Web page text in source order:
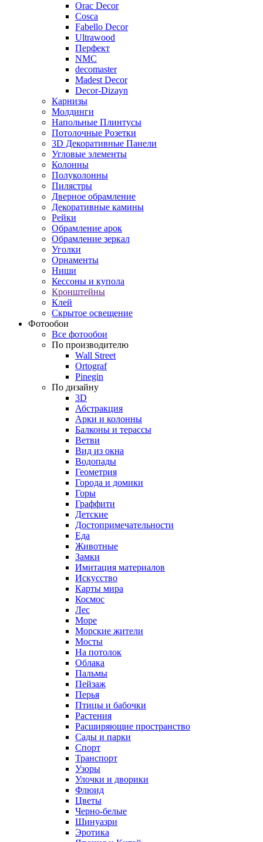
Orac Decor
Cosca
Fabello Decor
Ultrawood
Перфект
NMC
decomaster
Madest Decor
Decor-Dizayn
Карнизы
Молдинги
Напольные Плинтусы
Потолочные Розетки
3D Декоративные Панели
Угловые элементы
Колонны
Полуколонны
Пилястры
Дверное обрамление
Декоративные камины
Рейки
Обрамление арок
Обрамление зеркал
Уголки
Орнаменты
Ниши
Кессоны и купола
Кронштейны
Клей
Скрытое освещение
Фотообои
Все фотообои
По производителю
Wall Street
Ortograf
Pinegin
По дизайну
3D
Абстракция
Арки и колонны
Балконы и терассы
Ветви
Вид из окна
Водопады
Геометрия
Города и домики
Горы
Граффити
Детские
Достопримечательности
Еда
Животные
Замки
Имитация материалов
Искусство
Карты мира
Космос
Лес
Море
Морские жители
Мосты
На потолок
Облака
Пальмы
Пейзаж
Перья
Птицы и бабочки
Растения
Расширяющие пространство
Сады и парки
Спорт
Транспорт
Узоры
Улочки и дворики
Флюид
Цветы
Черно-белые
Шинуазри
Эротика